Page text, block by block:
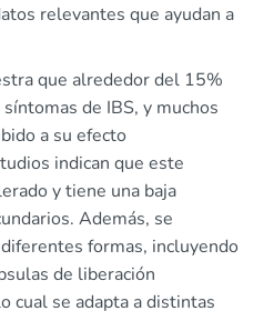
relevantes que ayudan a
que alrededor del 15%
de IBS, y muchos
a su efecto
indican que este
y tiene una baja
Además, se
formas, incluyendo
de liberación
cual se adapta a distintas